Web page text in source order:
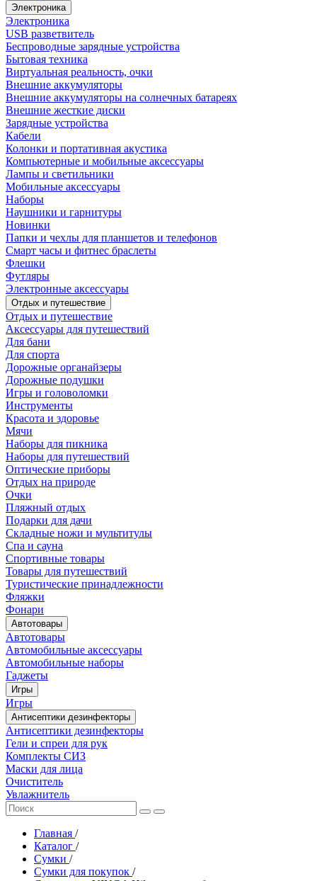
Электроника
Электроника
USB разветвитель
Беспроводные зарядные устройства
Бытовая техника
Виртуальная реальность, очки
Внешние аккумуляторы
Внешние аккумуляторы на солнечных батареях
Внешние жесткие диски
Зарядные устройства
Кабели
Колонки и портативная акустика
Компьютерные и мобильные аксессуары
Лампы и светильники
Мобильные аксессуары
Наборы
Наушники и гарнитуры
Новинки
Папки и чехлы для планшетов и телефонов
Смарт часы и фитнес браслеты
Флешки
Футляры
Электронные аксессуары
Отдых и путешествие
Отдых и путешествие
Аксессуары для путешествий
Для бани
Для спорта
Дорожные органайзеры
Дорожные подушки
Игры и головоломки
Инструменты
Красота и здоровье
Мячи
Наборы для пикника
Наборы для путешествий
Оптические приборы
Отдых на природе
Очки
Пляжный отдых
Подарки для дачи
Складные ножи и мультитулы
Спа и сауна
Спортивные товары
Товары для путешествий
Туристические принадлежности
Фляжки
Фонари
Автотовары
Автотовары
Автомобильные аксессуары
Автомобильные наборы
Гаджеты
Игры
Игры
Антисептики дезинфекторы
Антисептики дезинфекторы
Гели и спреи для рук
Комплекты СИЗ
Маски для лица
Очиститель
Увлажнитель
Главная /
Каталог /
Сумки /
Сумки для покупок /